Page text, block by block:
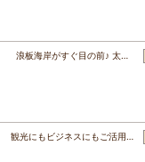
浪板海岸がすぐ目の前♪ 太…
観光にもビジネスにもご活用…